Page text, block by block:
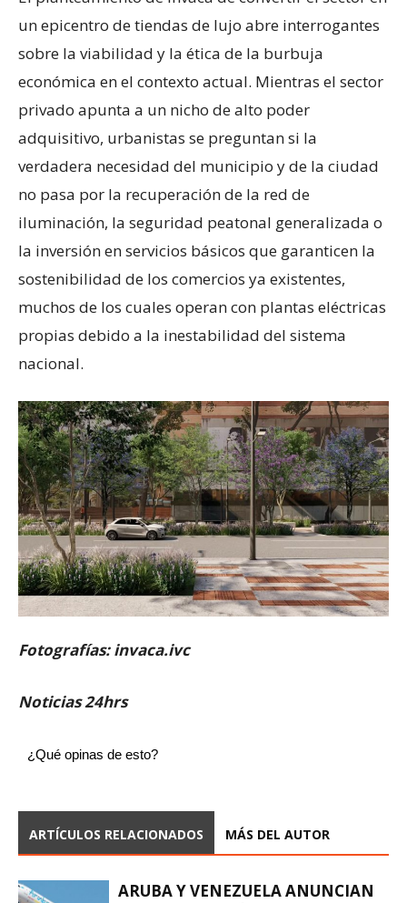
un epicentro de tiendas de lujo abre interrogantes
sobre la viabilidad y la ética de la burbuja
económica en el contexto actual. Mientras el sector
privado apunta a un nicho de alto poder
adquisitivo, urbanistas se preguntan si la
verdadera necesidad del municipio y de la ciudad
no pasa por la recuperación de la red de
iluminación, la seguridad peatonal generalizada o
la inversión en servicios básicos que garanticen la
sostenibilidad de los comercios ya existentes,
muchos de los cuales operan con plantas eléctricas
propias debido a la inestabilidad del sistema
nacional.
Fotografías: invaca.ivc
Noticias 24hrs
¿Qué opinas de esto?
ARTÍCULOS RELACIONADOS MÁS DEL AUTOR
ARUBA Y VENEZUELA ANUNCIAN